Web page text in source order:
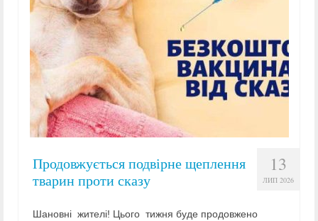
13
ЛИП 2026
Продовжується подвірне щеплення
тварин проти сказу
Шановні жителі! Цього тижня буде продовжено